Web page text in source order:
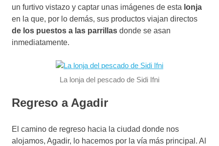
un furtivo vistazo y captar unas imágenes de esta lonja
en la que, por lo demás, sus productos viajan directos
de los puestos a las parrillas donde se asan
inmediatamente.
La lonja del pescado de Sidi Ifni
Regreso a Agadir
El camino de regreso hacia la ciudad donde nos
alojamos, Agadir, lo hacemos por la vía más principal. Al